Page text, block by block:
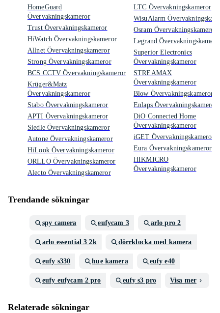
HomeGuard
Övervakningskameror
Trust Övervakningskameror
HiWatch Övervakningskameror
Allnet Övervakningskameror
Strong Övervakningskameror
BCS CCTV Övervakningskameror
Krüger&Matz
Övervakningskameror
Stabo Övervakningskameror
APTI Övervakningskameror
Siedle Övervakningskameror
Autone Övervakningskameror
HiLook Övervakningskameror
ORLLO Övervakningskameror
Alecto Övervakningskameror
LTC Övervakningskameror
WisuAlarm
Osram Övervakningskameror
Legrand
Superior Electronics
Övervakningskameror
STREAMAX
Övervakningskameror
Blow Övervakningskameror
Enlaps Övervakningskameror
DiO Connected Home
Övervakningskameror
iGET Övervakningskameror
Eura Övervakningskameror
HIKMICRO
Övervakningskameror
Trendande sökningar
spy camera eufycam 3 arlo pro 2
arlo essential 3 2k dörrklocka med kamera
eufy s330 hue kamera eufy e40
eufy eufycam 2 pro eufy s3 pro Visa mer
Relaterade sökningar